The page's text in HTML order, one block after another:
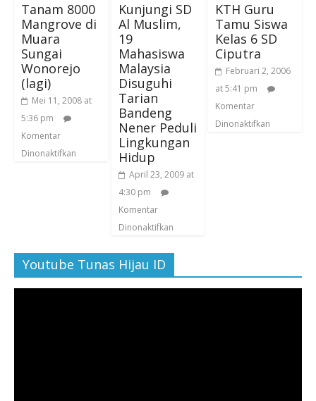
Tanam 8000
Mangrove di
Muara
Sungai
Wonorejo
(lagi)
Mei 11, 2008 at
5:36 pm
Komentar
Dinonaktifkan
Kunjungi SD
Al Muslim,
19
Mahasiswa
Malaysia
Disuguhi
Tarian
Bandeng
Nener Peduli
Lingkungan
Hidup
April 23, 2009 at
4:30 pm
Komentar
Dinonaktifkan
KTH Guru
Tamu Siswa
Kelas 6 SD
Ciputra
Februari 2, 2006
at 5:41 pm
Komentar
Dinonaktifkan
Youtube Tunas Hijau ID